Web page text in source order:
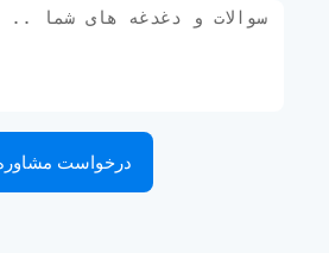
درخواست